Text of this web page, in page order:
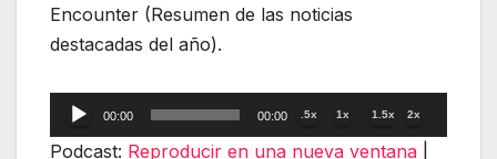
Encounter (Resumen de las noticias
destacadas del año).
Reproductor
de
00:00 00:00 .5x 1x 1.5x 2x
Podcast: Reproducir en una nueva ventana